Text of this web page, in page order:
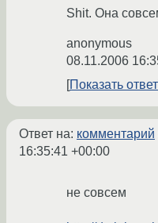
Shit. Она
anonymous
08.11.2006
Показать ответ
Ответ на: комментарий
16:35:41 +00:00
не совсем